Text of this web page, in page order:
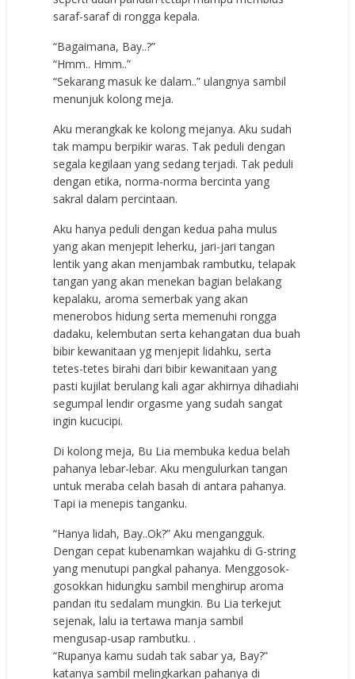
saraf-saraf di rongga kepala.
“Bagaimana, Bay..?”
“Hmm.. Hmm..”
“Sekarang masuk ke dalam..” ulangnya sambil
menunjuk kolong meja.
Aku merangkak ke kolong mejanya. Aku sudah
tak mampu berpikir waras. Tak peduli dengan
segala kegilaan yang sedang terjadi. Tak peduli
dengan etika, norma-norma bercinta yang
sakral dalam percintaan.
Aku hanya peduli dengan kedua paha mulus
yang akan menjepit leherku, jari-jari tangan
lentik yang akan menjambak rambutku, telapak
tangan yang akan menekan bagian belakang
kepalaku, aroma semerbak yang akan
menerobos hidung serta memenuhi rongga
dadaku, kelembutan serta kehangatan dua buah
bibir kewanitaan yg menjepit lidahku, serta
tetes-tetes birahi dari bibir kewanitaan yang
pasti kujilat berulang kali agar akhirnya dihadiahi
segumpal lendir orgasme yang sudah sangat
ingin kucucipi.
Di kolong meja, Bu Lia membuka kedua belah
pahanya lebar-lebar. Aku mengulurkan tangan
untuk meraba celah basah di antara pahanya.
Tapi ia menepis tanganku.
“Hanya lidah, Bay..Ok?” Aku mengangguk.
Dengan cepat kubenamkan wajahku di G-string
yang menutupi pangkal pahanya. Menggosok-
gosokkan hidungku sambil menghirup aroma
pandan itu sedalam mungkin. Bu Lia terkejut
sejenak, lalu ia tertawa manja sambil
mengusap-usap rambutku. .
“Rupanya kamu sudah tak sabar ya, Bay?”
katanya sambil melingkarkan pahanya di